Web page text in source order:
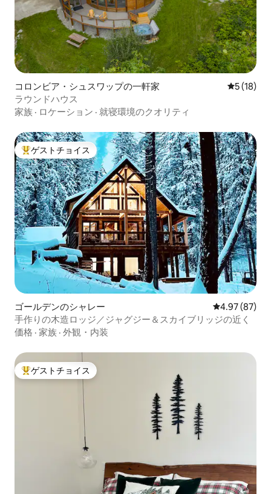
コロンビア・シュスワップの一軒家 レビュー
5 (18)
ラウンドハウス
家族 · ロケーション · 就寝環境のクオリティ
大好評のゲストチョイスです。
ゲストチョイス
ゴールデンのシャレー レビュー87
4.97 (87)
手作りの木造ロッジ／ジャグジー＆スカイブリッジの近く
価格 · 家族 · 外観・内装
大好評のゲストチョイスです。
ゲストチョイス